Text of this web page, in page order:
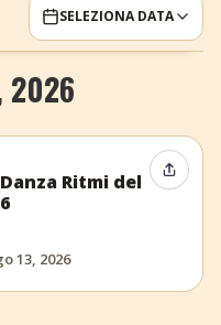
SELEZIONA DATA
2026
Ritmi del
13, 2026